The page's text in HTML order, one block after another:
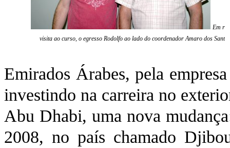
Em
visita ao curso, o egresso Rodolfo ao lado do coordenador Amaro dos Santos
Emirados Árabes, pela
investindo na carreira no
Abu Dhabi, uma nova
2008, no país chamado